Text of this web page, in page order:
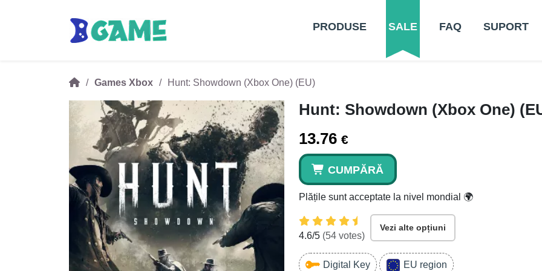
PRODUSE SALE FAQ SUPORT
Games Xbox Hunt: Showdown (Xbox One) (EU)
Hunt: Showdown (Xbox One)
13.76 €
CUMPĂRĂ
Plățile sunt acceptate la nivel mondial 🌍
4.6/5 (54 votes)
Vezi alte opțiuni
Digital Key EU region